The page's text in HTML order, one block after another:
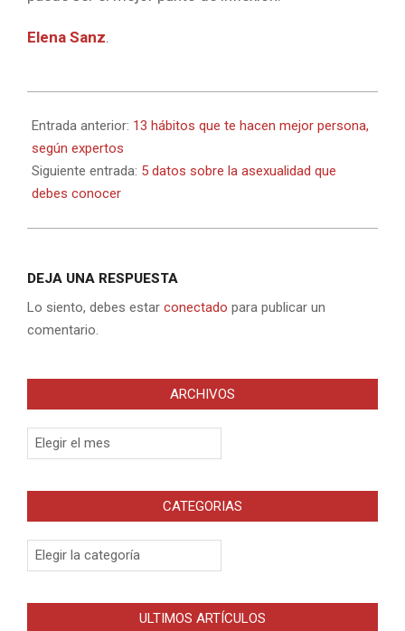
Elena Sanz
02-
21
Entrada anterior: 13 hábitos que te hacen mejor persona,
según expertos
Siguiente entrada: 5 datos sobre la asexualidad que
debes conocer
DEJA UNA RESPUESTA
Lo siento, debes estar conectado para publicar un
comentario.
ARCHIVOS
Archivos
CATEGORIAS
Categorias
ULTIMOS ARTÍCULOS